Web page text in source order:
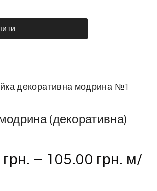
(декоративна)
грн. – 105.00 грн. м/